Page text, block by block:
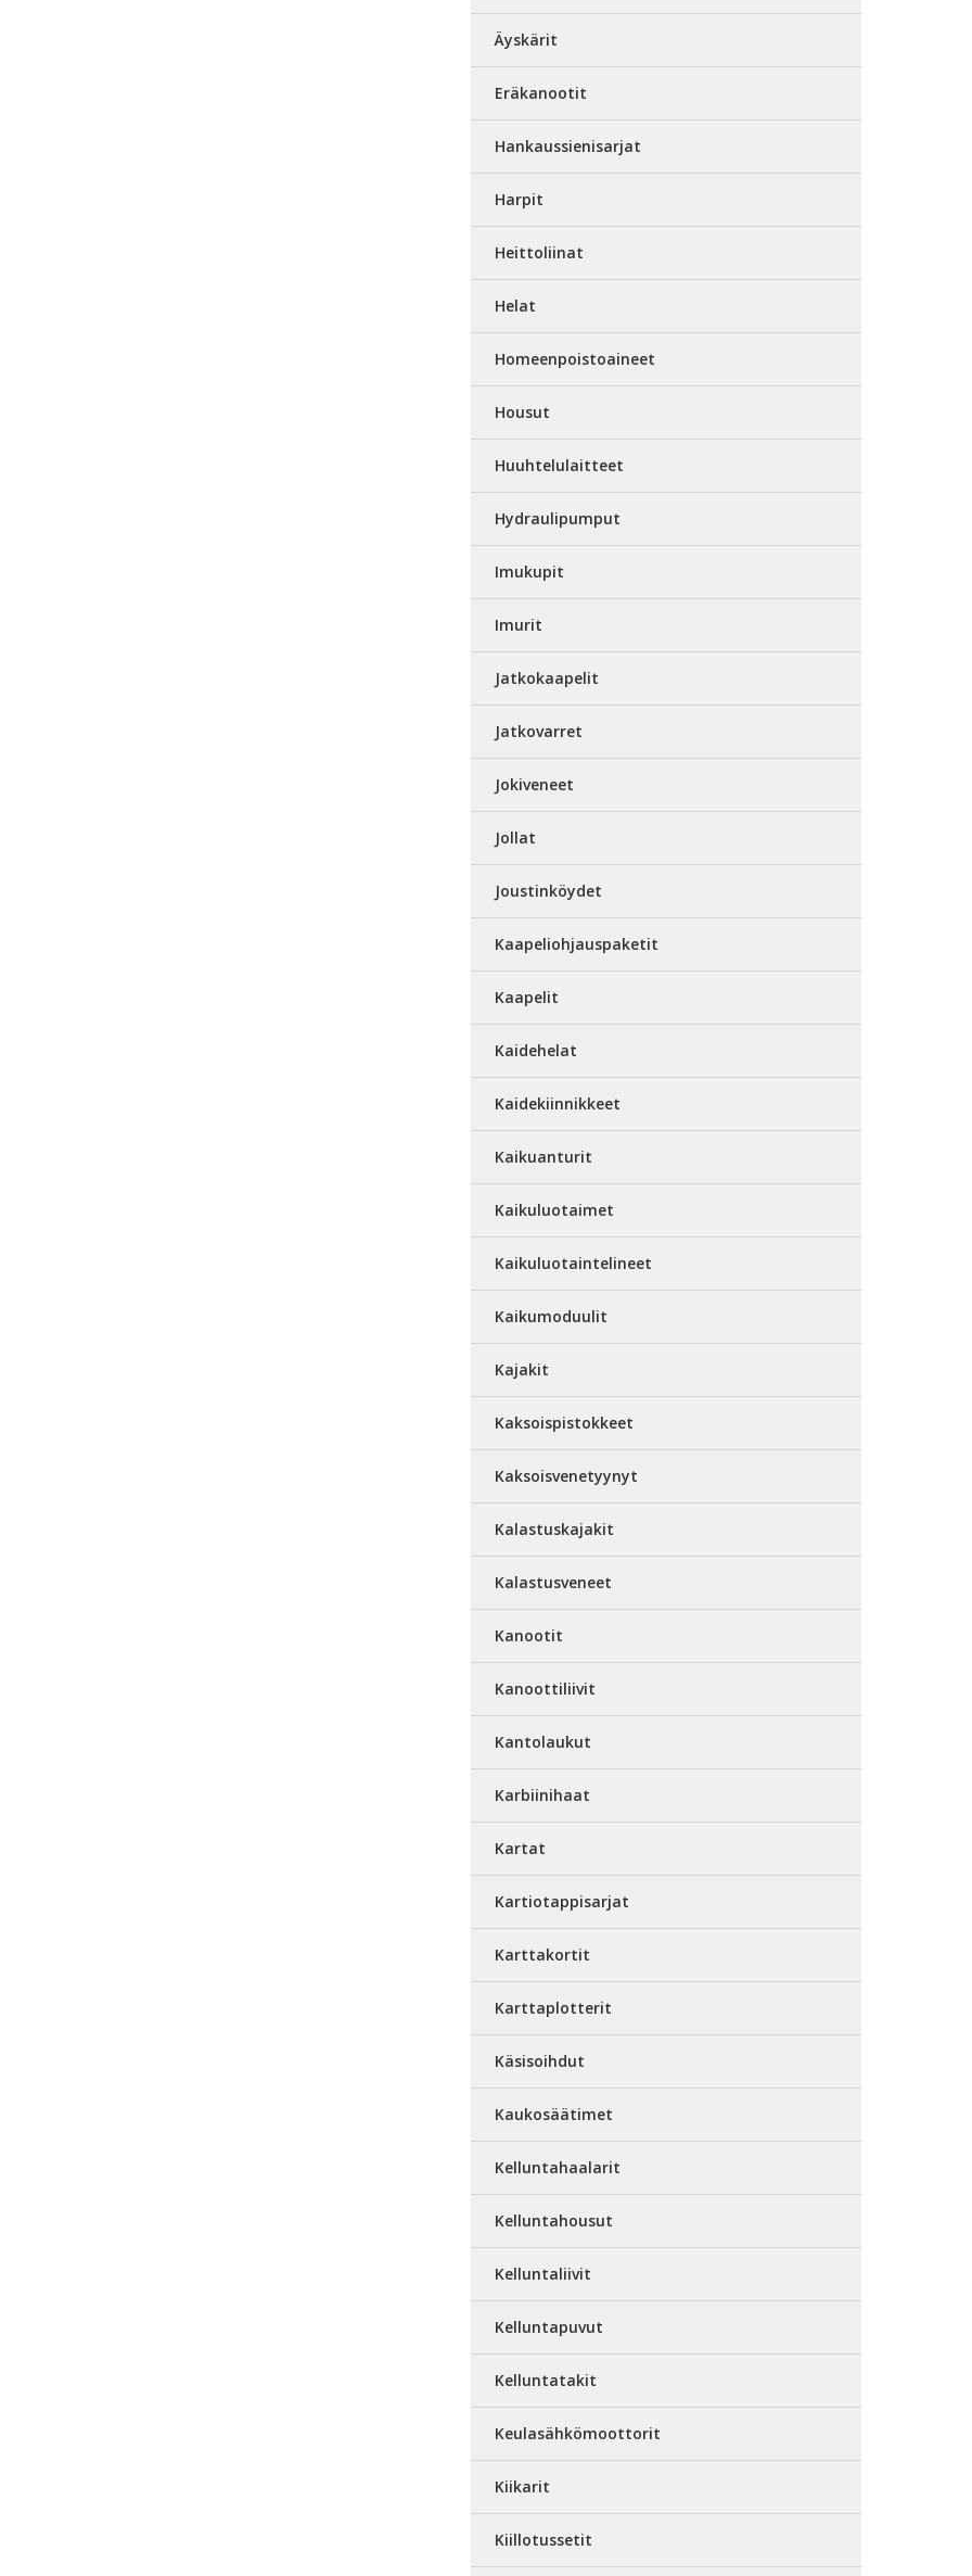
Äyskärit
Eräkanootit
Hankaussienisarjat
Harpit
Heittoliinat
Helat
Homeenpoistoaineet
Housut
Huuhtelulaitteet
Hydraulipumput
Imukupit
Imurit
Jatkokaapelit
Jatkovarret
Jokiveneet
Jollat
Joustinköydet
Kaapeliohjauspaketit
Kaapelit
Kaidehelat
Kaidekiinnikkeet
Kaikuanturit
Kaikuluotaimet
Kaikuluotaintelineet
Kaikumoduulit
Kajakit
Kaksoispistokkeet
Kaksoisvenetyynyt
Kalastuskajakit
Kalastusveneet
Kanootit
Kanoottiliivit
Kantolaukut
Karbiinihaat
Kartat
Kartiotappisarjat
Karttakortit
Karttaplotterit
Käsisoihdut
Kaukosäätimet
Kelluntahaalarit
Kelluntahousut
Kelluntaliivit
Kelluntapuvut
Kelluntatakit
Keulasähkömoottorit
Kiikarit
Kiillotussetit